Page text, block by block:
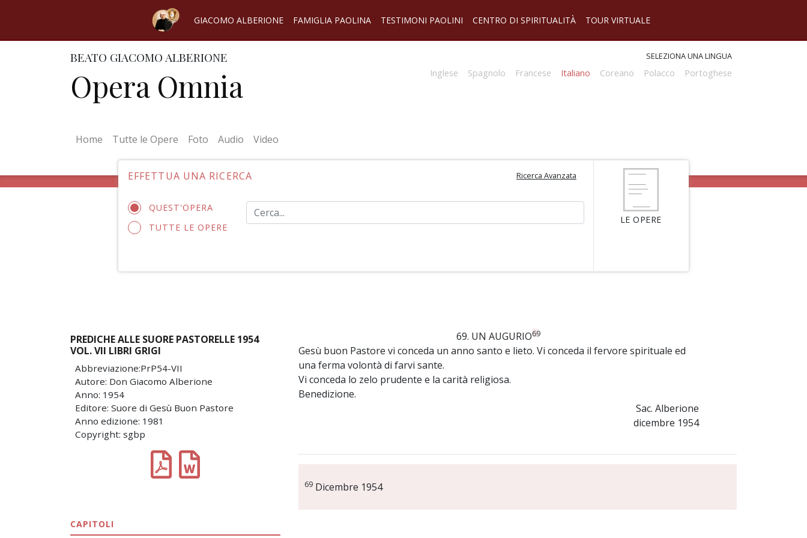
GIACOMO ALBERIONE FAMIGLIA PAOLINA TESTIMONI PAOLINI CENTRO DI SPIRITUALITÀ TOUR VIRTUALE
BEATO GIACOMO ALBERIONE
Opera Omnia
SELEZIONA UNA LINGUA
Inglese Spagnolo Francese Italiano Coreano Polacco Portoghese
Home (current)
Tutte le Opere Foto Audio Video
EFFETTUA UNA RICERCA Ricerca Avanzata
QUEST'OPERA
TUTTE LE OPERE
LE OPERE
PREDICHE ALLE SUORE PASTORELLE 1954
VOL. VII LIBRI GRIGI
Abbreviazione:PrP54-VII
Autore: Don Giacomo Alberione
Anno: 1954
Editore: Suore di Gesù Buon Pastore
Anno edizione: 1981
Copyright: sgbp
CAPITOLI
69. UN AUGURIO69
Gesù buon Pastore vi conceda un anno santo e lieto. Vi conceda il fervore spirituale ed
una ferma volontà di farvi sante.
Vi conceda lo zelo prudente e la carità religiosa.
Benedizione.
Sac. Alberione
dicembre 1954
69Dicembre 1954